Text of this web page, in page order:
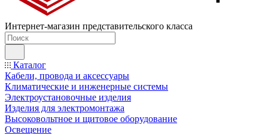
Интернет-магазин представительского класса
Каталог
Кабели, провода и аксессуары
Климатические и инженерные системы
Электроустановочные изделия
Изделия для электромонтажа
Высоковольтное и щитовое оборудование
Освещение